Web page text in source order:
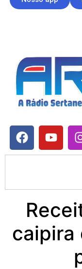
caipira